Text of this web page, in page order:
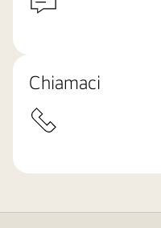
Chiamaci